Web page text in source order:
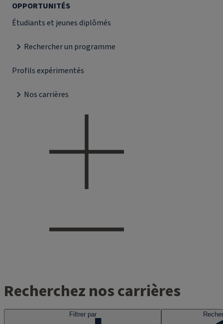
OPPORTUNITÉS
Étudiants et jeunes diplômés
Rechercher un programme
Profils expérimentés
Nos carrières
Recherchez nos carrières
Filtrer par